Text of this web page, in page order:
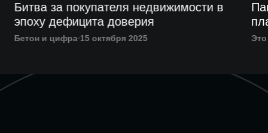
Битва за покупателя недвижимости в
эпоху дефицита доверия
Бетон и цифра 15 октября 2025 Это